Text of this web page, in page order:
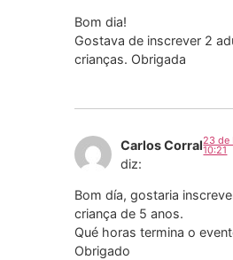
Bom dia!
Gostava de inscrever 2
crianças. Obrigada
Carlos Corral
diz:
23 de
10:21
Bom día, gostaria
criança de 5 anos.
Qué horas termina o
Obrigado